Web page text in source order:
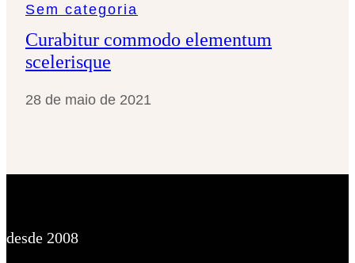
Sem categoria
Curabitur commodo elementum
scelerisque
28 de maio de 2021
desde 2008